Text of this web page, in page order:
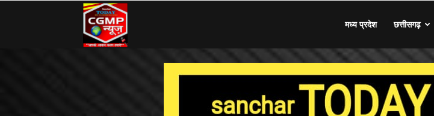
मध्य प्रदेश छत्तीसगढ़